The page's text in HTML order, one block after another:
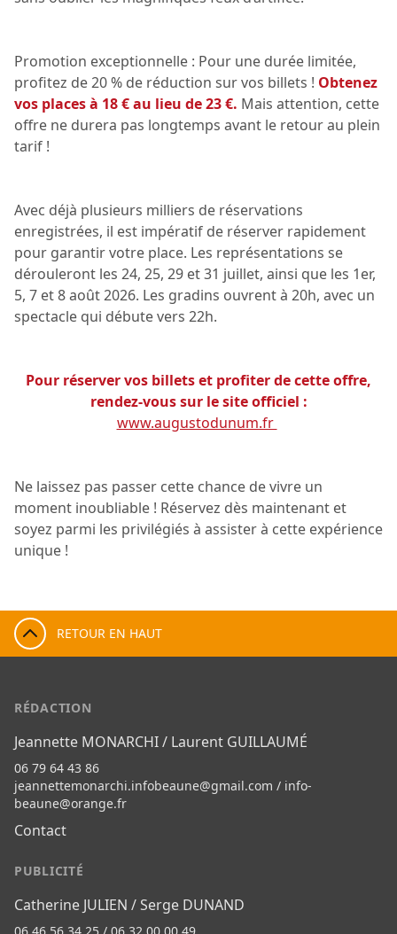
Promotion exceptionnelle : Pour une durée limitée,
profitez de 20 % de réduction sur vos billets ! Obtenez
vos places à 18 € au lieu de 23 €. Mais attention, cette
offre ne durera pas longtemps avant le retour au plein
tarif !
Avec déjà plusieurs milliers de réservations
enregistrées, il est impératif de réserver rapidement
pour garantir votre place. Les représentations se
dérouleront les 24, 25, 29 et 31 juillet, ainsi que les 1er,
5, 7 et 8 août 2026. Les gradins ouvrent à 20h, avec un
spectacle qui débute vers 22h.
Pour réserver vos billets et profiter de cette offre,
rendez-vous sur le site officiel :
www.augustodunum.fr
Ne laissez pas passer cette chance de vivre un
moment inoubliable ! Réservez dès maintenant et
soyez parmi les privilégiés à assister à cette expérience
unique !
RETOUR EN HAUT
RÉDACTION
Jeannette MONARCHI / Laurent GUILLAUMÉ
06 79 64 43 86
jeannettemonarchi.infobeaune@gmail.com / info-
beaune@orange.fr
Contact
PUBLICITÉ
Catherine JULIEN / Serge DUNAND
06 46 56 34 25 / 06 32 00 00 49